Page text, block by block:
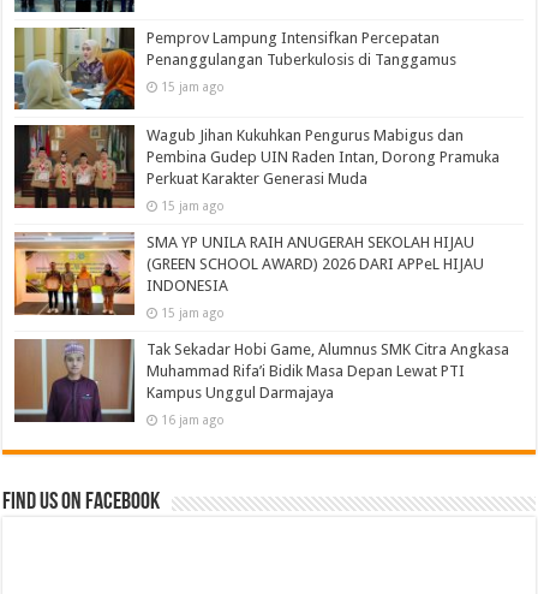
Pemprov Lampung Intensifkan Percepatan
Penanggulangan Tuberkulosis di Tanggamus
15 jam ago
Wagub Jihan Kukuhkan Pengurus Mabigus dan
Pembina Gudep UIN Raden Intan, Dorong Pramuka
Perkuat Karakter Generasi Muda
15 jam ago
SMA YP UNILA RAIH ANUGERAH SEKOLAH HIJAU
(GREEN SCHOOL AWARD) 2026 DARI APPeL HIJAU
INDONESIA
15 jam ago
Tak Sekadar Hobi Game, Alumnus SMK Citra Angkasa
Muhammad Rifa’i Bidik Masa Depan Lewat PTI
Kampus Unggul Darmajaya
16 jam ago
Find us on Facebook